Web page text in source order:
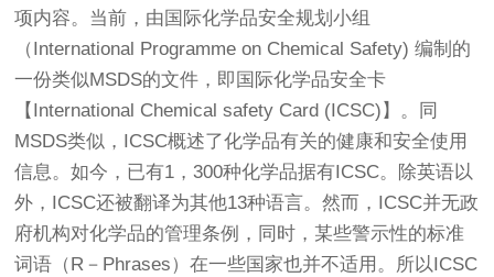
项内容。当前，由国际化学品安全规划小组
（International Programme on Chemical Safety) 编制的
一份类似MSDS的文件，即国际化学品安全卡
【International Chemical safety Card (ICSC)】。同
MSDS类似，ICSC概述了化学品有关的健康和安全使用
信息。如今，已有1，300种化学品据有ICSC。除英语以
外，ICSC还被翻译为其他13种语言。然而，ICSC并无政
府机构对化学品的管理条例，同时，某些警示性的标准
词语（R－Phrases）在一些国家也并不适用。所以ICSC